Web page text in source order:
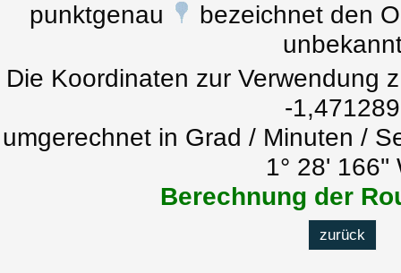
punktgenau
bezeichnet den
Die Koordinaten zur Verwendung
-1,471289
umgerechnet in Grad / Minuten /
1° 28' 166''
Berechnung der